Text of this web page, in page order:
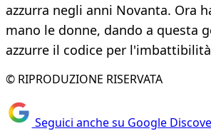
azzurra negli anni Novanta. Ora
mano le donne, dando a questa
azzurre il codice per
© RIPRODUZIONE RISERVATA
Seguici anche su Google